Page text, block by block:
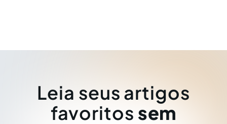
Leia seus artigos
favoritos sem